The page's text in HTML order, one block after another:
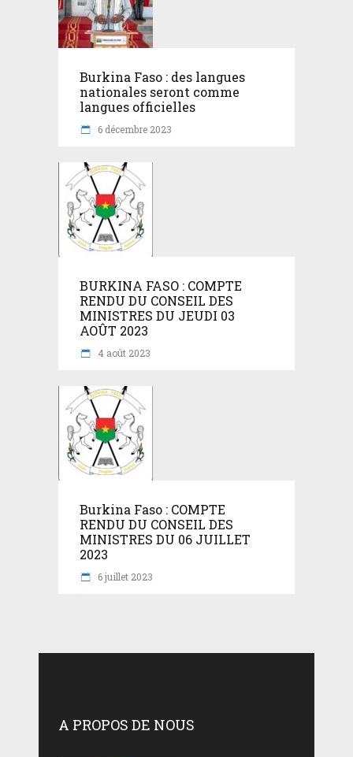
Burkina Faso : des langues
nationales seront comme
langues officielles
6 décembre 2023
BURKINA FASO : COMPTE
RENDU DU CONSEIL DES
MINISTRES DU JEUDI 03
AOÛT 2023
4 août 2023
Burkina Faso : COMPTE
RENDU DU CONSEIL DES
MINISTRES DU 06 JUILLET
2023
6 juillet 2023
A PROPOS DE NOUS